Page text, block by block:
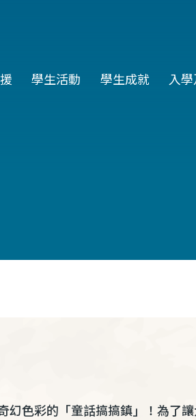
學生活動 學生成就 入
色彩的「童話搞搞鎮」！為了